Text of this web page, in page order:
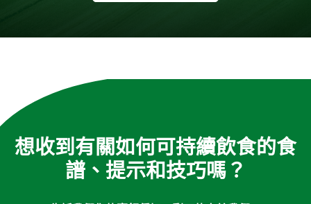
想收到有關如何可持續飲食的食
譜、提示和技巧嗎？